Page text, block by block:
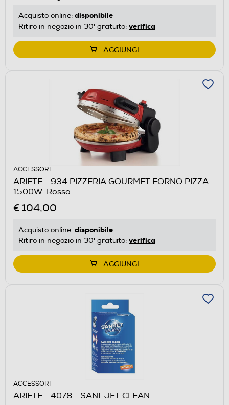
Acquisto online: disponibile
Ritiro in negozio in 30' gratuito: verifica
AGGIUNGI
ACCESSORI
ARIETE - 934 PIZZERIA GOURMET FORNO PIZZA
1500W-Rosso
€ 104,00
Acquisto online: disponibile
Ritiro in negozio in 30' gratuito: verifica
AGGIUNGI
ACCESSORI
ARIETE - 4078 - SANI-JET CLEAN